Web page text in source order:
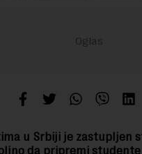
u Srbiji je zastupljen
da pripremi studente